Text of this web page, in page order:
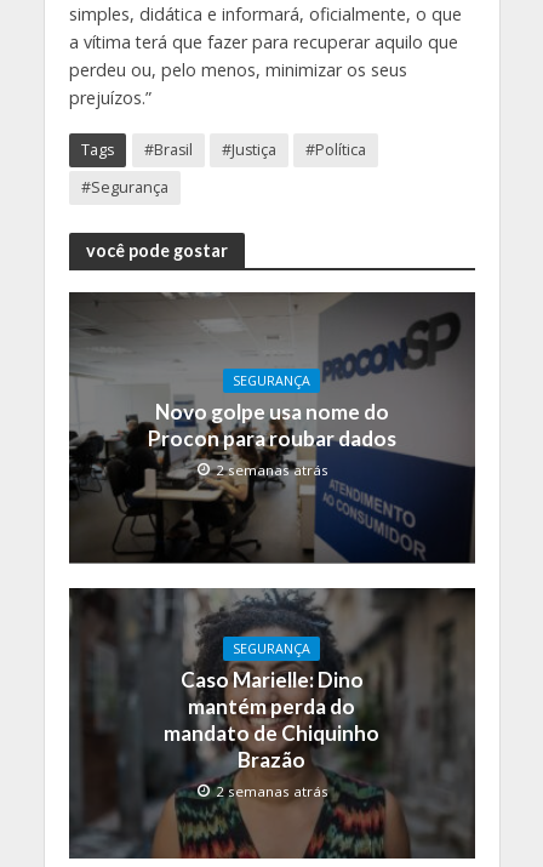
simples, didática e informará, oficialmente, o que
a vítima terá que fazer para recuperar aquilo que
perdeu ou, pelo menos, minimizar os seus
prejuízos.”
Tags #Brasil #Justiça
#Política
#Segurança
você pode gostar
SEGURANÇA
Novo golpe usa nome do
Procon para roubar dados
2 semanas atrás
SEGURANÇA
Caso Marielle: Dino
mantém perda do
mandato de Chiquinho
Brazão
2 semanas atrás